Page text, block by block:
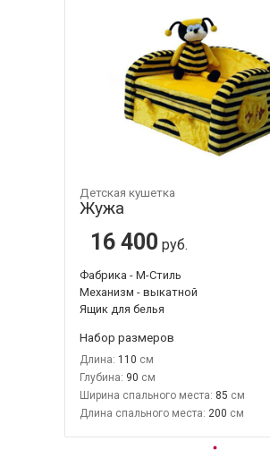
Детская кушетка
Жужа
16 400 руб.
Фабрика - М-Стиль
Механизм - выкатной
Ящик для белья
Набор размеров
Длина: 110
Глубина: 90
Ширина спального места: 85
Длина спального места: 200